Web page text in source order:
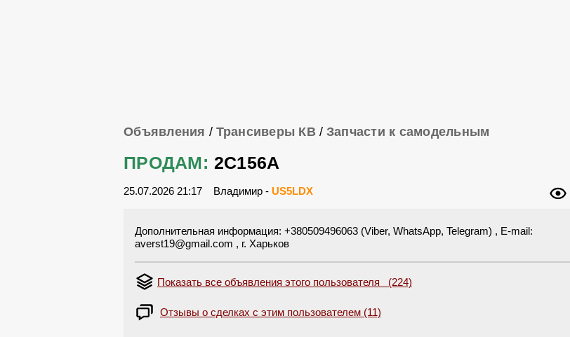
Объявления / Трансиверы КВ / Запчасти к самодельным
ПРОДАМ: 2С156А
25.07.2026 21:17 Владимир - US5LDX
Дополнительная информация: +380509496063 (Viber, WhatsApp, Telegram) , E-mail:
averst19@gmail.com , г. Харьков
Показать все объявления этого пользователя (224)
Отзывы о сделках с этим пользователем (11)